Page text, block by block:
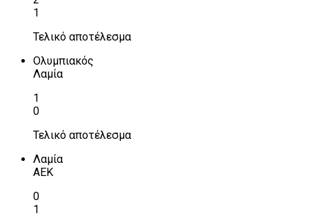
1
Τελικό αποτέλεσμα
Ολυμπιακός
Λαμία
1
0
Τελικό αποτέλεσμα
Λαμία
ΑΕΚ
0
1